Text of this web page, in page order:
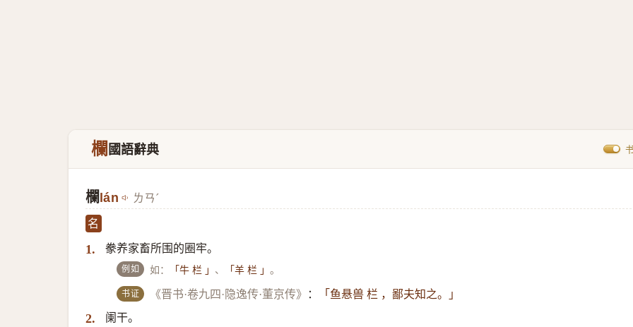
欄國語辭典
欄 lán ㄌㄢˊ
名
1. 豢养家畜所围的圈牢。
例如 如： 「牛 栏 」 、 「羊 栏 」。
书证 《晋书·卷九四·隐逸传·董京传》 ： 「鱼悬兽 栏 ，鄙夫知之。」
2. 阑干。